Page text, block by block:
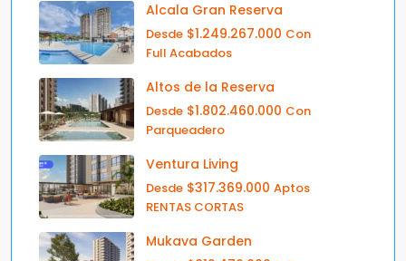
Alcala Gran Reserva
Desde $1.249.267.000 Con
Full Acabados
Altos de la Reserva
Desde $1.802.460.000 Con
Parqueadero
Ventura Living
Desde $317.369.000 Aptos
RENTAS CORTAS
Mukava Garden